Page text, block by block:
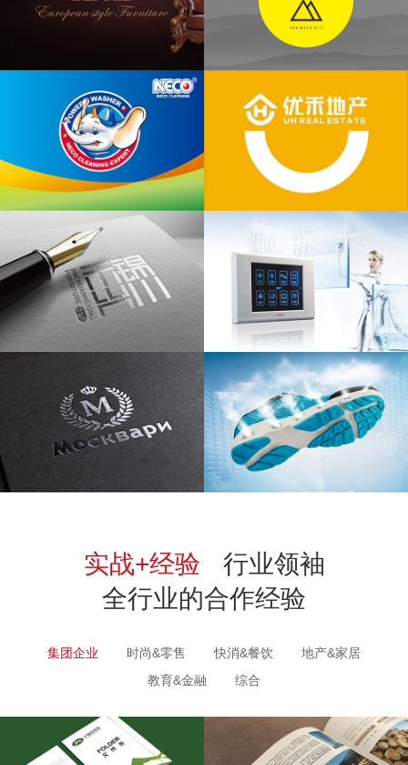
实战+经验
行业领袖
全行业的合作经验
集团企业 时尚&零售 快消&餐饮
地产&家居
教育&金融
综合